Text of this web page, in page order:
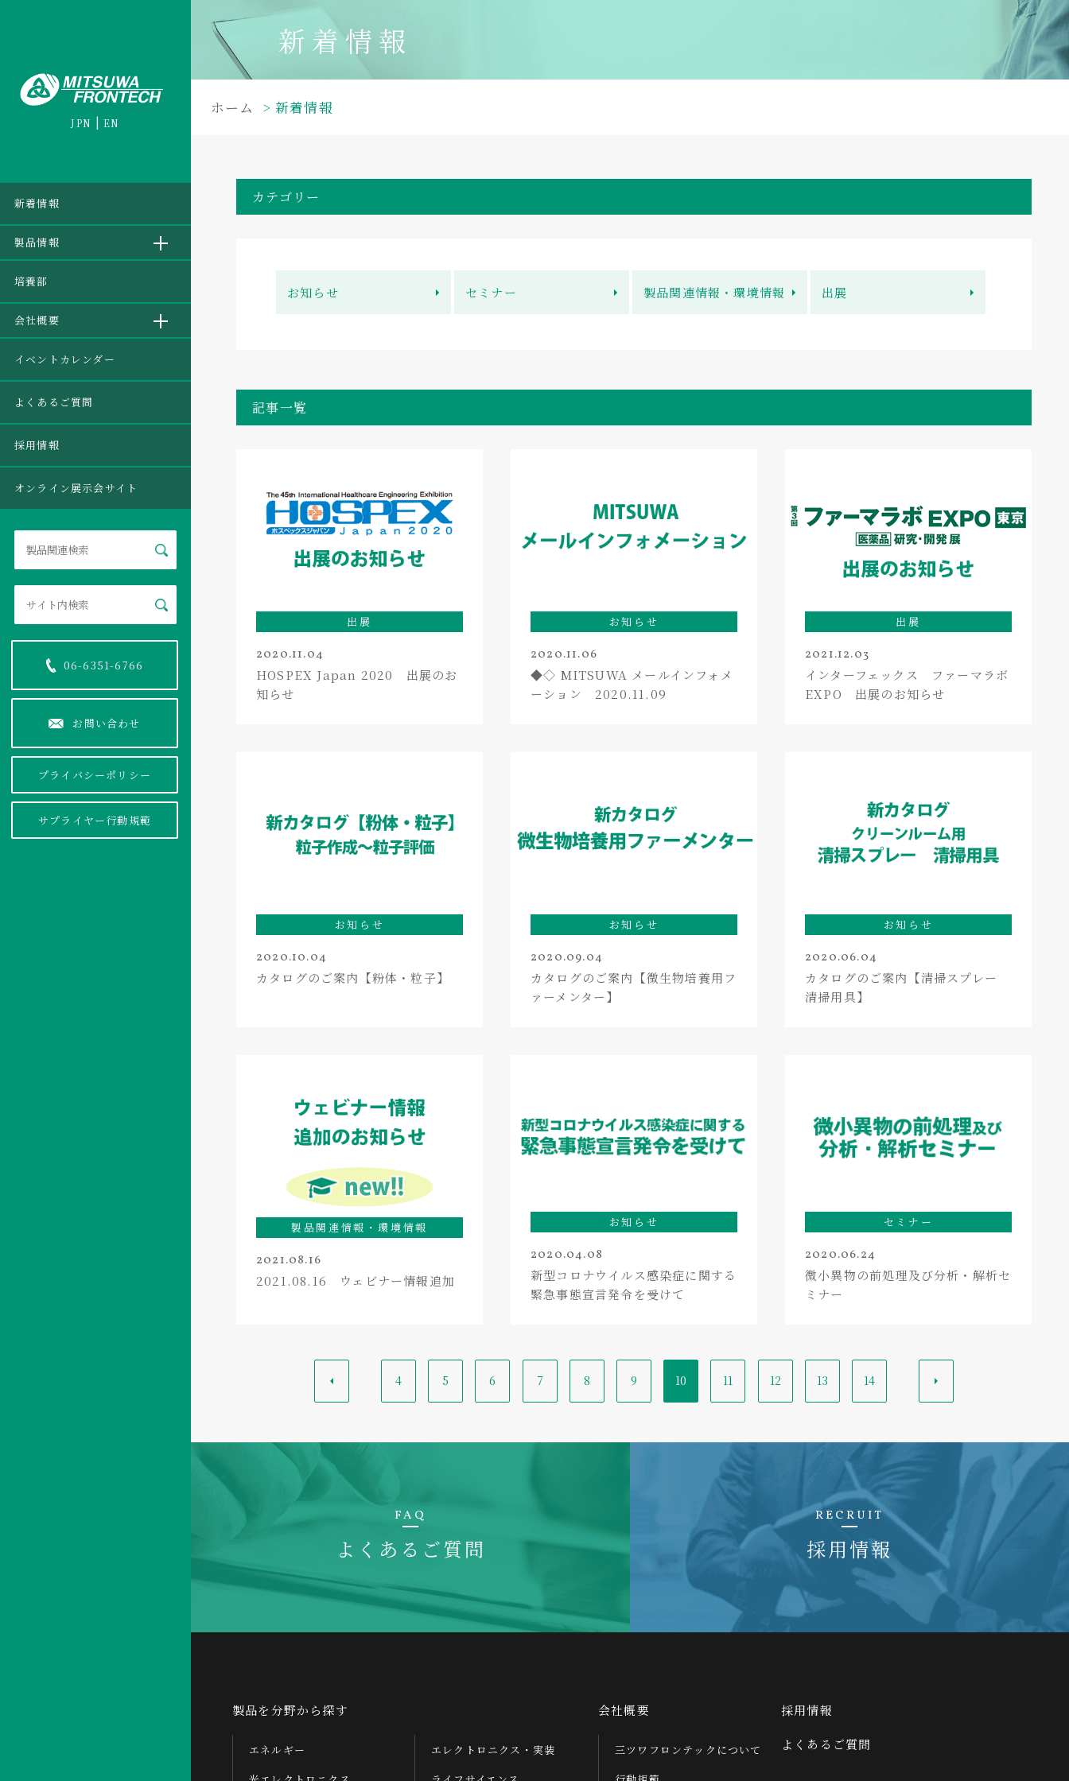
JPN EN
新着情報
製品情報
培養部
会社概要
イベントカレンダー
よくあるご質問
採用情報
オンライン展示会サイト
06-6351-6766
お問い合わせ
プライバシーポリシー
サプライヤー行動規範
新着情報
ホーム 新着情報
カテゴリー
お知らせ セミナー 製品関連情報・環境情報 出展
記事一覧
出展
2020.11.04
HOSPEX Japan 2020 出展のお
知らせ
お知らせ
2020.11.06
◆◇ MITSUWA メールインフォメ
ーション 2020.11.09
出展
2021.12.03
インターフェックス ファーマラボ
EXPO 出展のお知らせ
お知らせ
2020.10.04
カタログのご案内【粉体・粒子】
お知らせ
2020.09.04
カタログのご案内【微生物培養用フ
ァーメンター】
お知らせ
2020.06.04
カタログのご案内【清掃スプレー
清掃用具】
製品関連情報・環境情報
2021.08.16
2021.08.16 ウェビナー情報追加
お知らせ
2020.04.08
新型コロナウイルス感染症に関する
緊急事態宣言発令を受けて
セミナー
2020.06.24
微小異物の前処理及び分析・解析セ
ミナー
4 5 6 7 8 9 10 11 12 13 14
FAQ
よくあるご質問
RECRUIT
採用情報
製品を分野から探す
エネルギー
エレクトロニクス・実装
会社概要
三ツワフロンテックについて
採用情報
よくあるご質問